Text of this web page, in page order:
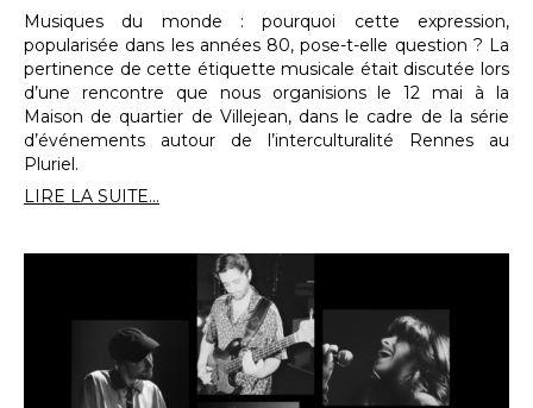
Musiques du monde : pourquoi cette expression,
popularisée dans les années 80, pose-t-elle question ? La
pertinence de cette étiquette musicale était discutée lors
d’une rencontre que nous organisions le 12 mai à la
Maison de quartier de Villejean, dans le cadre de la série
d’événements autour de l’interculturalité Rennes au
Pluriel.
LIRE LA SUITE...